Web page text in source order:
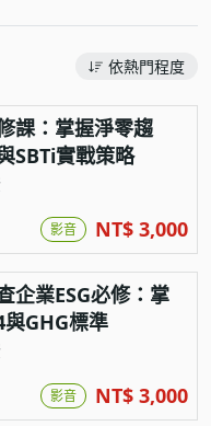
依熱門程度
課：掌握淨零趨
SBTi實戰策略
影音 NT$ 3,000
企業ESG必修：掌
GHG標準
影音 NT$ 3,000